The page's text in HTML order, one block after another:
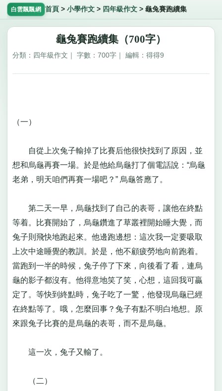
白雲飄飄網 首頁 > 小學作文> 四年級作文> 龜兔賽跑續集
龜兔賽跑續集（700字）
分類：四年級作文｜ 字數：700字｜ 編輯：得得9
（一）
自從上次兔子輸掉了比賽后他很快找到了原因，並
想和烏龜再賽一場。於是他給烏龜打了個電話說：“烏龜
老弟，明天咱們再賽一場吧？” 烏龜答應了。
第二天一早，烏龜找到了自己的表哥，讓他在終點
等着。比賽開始了，烏龜鑽進了草叢裡開始睡大覺，而
兔子則飛快地跑起來。他邊跑邊想：這次我一定要吸取
上次中途睡覺的教訓。於是，他不顧疲勞地向前跑着。
當跑到一半的時候，兔子停了下來，向後看了看，連烏
龜的影子都沒有。他得意地笑了笑，心想，這回我可贏
定了。等快到終點時，兔子吃了一驚，他發現烏龜已經
在終點等了。哦，怎麼回事？兔子有點不明白地想。原
來跟兔子比賽的是烏龜的表哥，而不是烏龜。
這一次，兔子又輸了。
（二）